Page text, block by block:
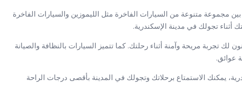
مجموعة متنوعة من السيارات الفاخرة مثل الليموزين والسيارات الفاخرة
أثناء تجولك في مدينة الإسكندرية.
تجربة مريحة وآمنة أثناء رحلتك. كما تتميز السيارات بالنظافة والصيانة
عوائق.
يمكنك الاستمتاع برحلاتك وتجولك في المدينة بأقصى درجات الراحة